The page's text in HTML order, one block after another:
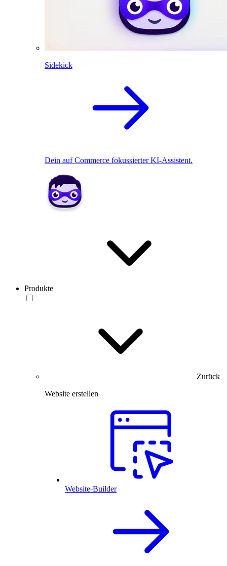
Sidekick
Dein auf Commerce fokussierter KI-Assistent.
Produkte
Zurück
Website erstellen
Website-Builder